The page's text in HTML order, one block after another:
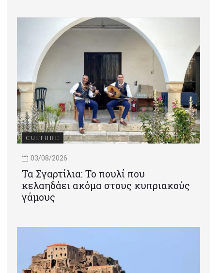
CULTURE
03/08/2026
Τα Σγαρτίλια: Το πουλί που
κελαηδάει ακόμα στους κυπριακούς
γάμους